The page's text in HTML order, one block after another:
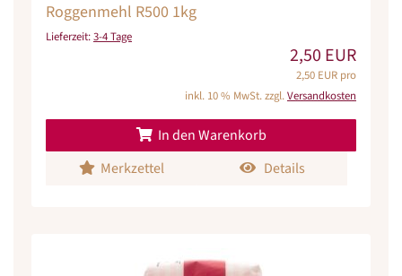
Roggenmehl R500 1kg
Lieferzeit:3-4 Tage
2,50 EUR
2,50 EUR pro
inkl. 10 % MwSt. zzgl.Versandkosten
In den Warenkorb
Merkzettel
Details